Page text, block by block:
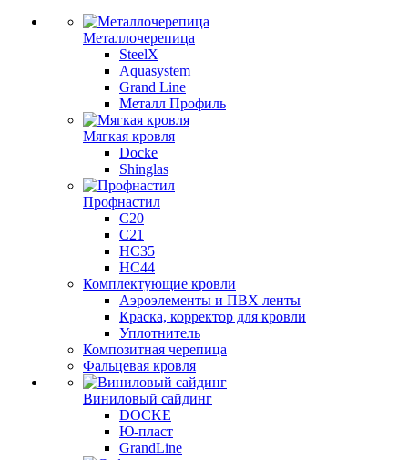
Металлочерепица
SteelX
Aquasystem
Grand Line
Металл Профиль
Мягкая кровля
Docke
Shinglas
Профнастил
C20
C21
НС35
НС44
Комплектующие кровли
Аэроэлементы и ПВХ ленты
Краска, корректор для кровли
Уплотнитель
Композитная черепица
Фальцевая кровля
Виниловый сайдинг
DOCKE
Ю-пласт
GrandLine